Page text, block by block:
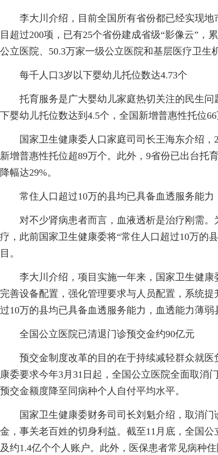
李大川介绍，目前全国所有省份都已经实现地
目超过200项，已有25个省份建成省级“影像云”，
公立医院、50.3万家一级公立医院和基层医疗卫生
每千人口3岁以下婴幼儿托位数达4.73个
托育服务是广大婴幼儿家庭热切关注的民生问
下婴幼儿托位数达到4.5个，全国新增普惠性托位
国家卫生健康委人口家庭司司长王海东介绍，
新增普惠性托位超89万个。此外，9省份已出台托
降幅达29%。
常住人口超过10万的县均已具备血透服务能力
对不少肾病患者而言，血液透析是治疗刚需。
疗，此前国家卫生健康委将“常住人口超过10万的
目。
李大川介绍，项目实施一年来，国家卫生健康
完善设备配置，强化管理要求与人员配置，系统
过10万的县均已具备血透服务能力，血透能力薄
全国公立医院已清退门诊预交金约90亿元
预交金制度改革的目的在于持续减轻群众就医
康委要求今年3月31日起，全国公立医院全面取消
预交金额度降至同病种个人自付平均水平。
国家卫生健康委财务司司长刘魁介绍，取消门
金，事关老百姓的切身利益。截至11月底，全国
及约1.4亿个个人账户。此外，医保患者常见病种